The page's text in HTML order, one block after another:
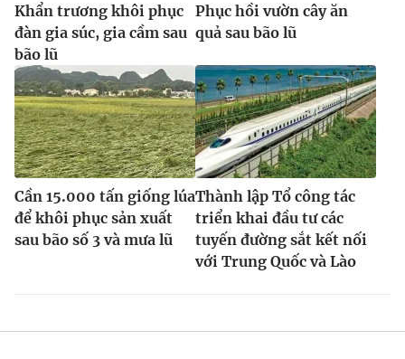
Khẩn trương khôi phục
đàn gia súc, gia cầm sau
bão lũ
Phục hồi vườn cây ăn
quả sau bão lũ
Cần 15.000 tấn giống lúa
để khôi phục sản xuất
sau bão số 3 và mưa lũ
Thành lập Tổ công tác
triển khai đầu tư các
tuyến đường sắt kết nối
với Trung Quốc và Lào